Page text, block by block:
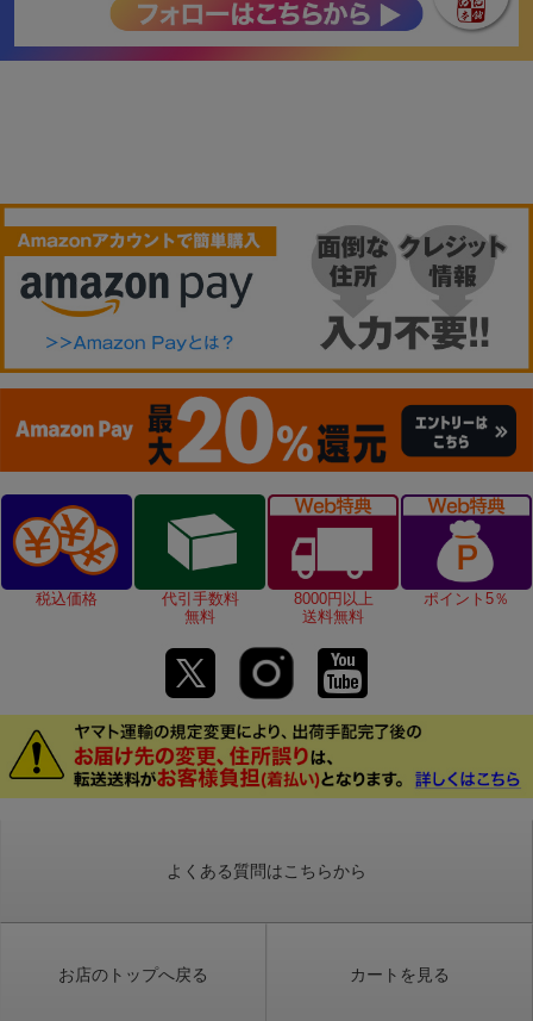
税込価格
代引手数料
無料
8000円以上
送料無料
ポイント5％
よくある質問はこちらから
お店のトップへ戻る カートを見る